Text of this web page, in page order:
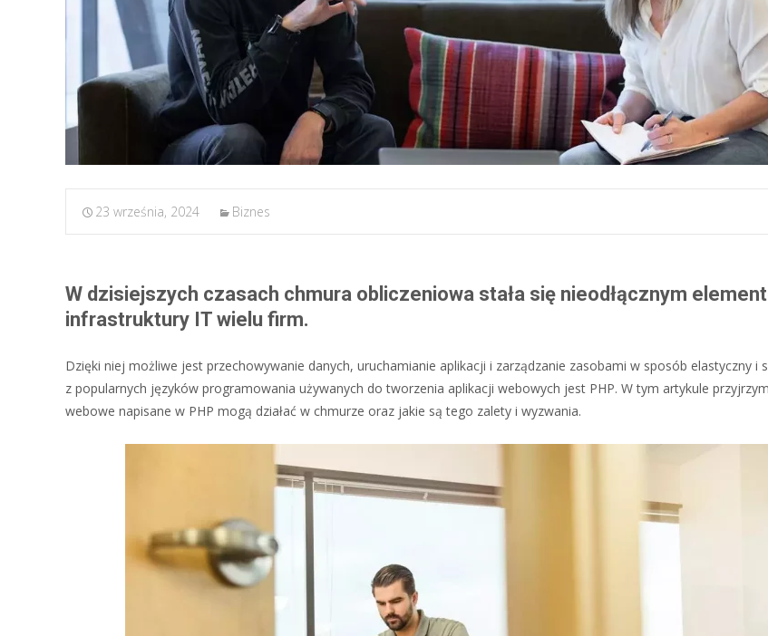
23 września, 2024 Biznes
W dzisiejszych czasach chmura obliczeniowa stała się nieodłącznym
infrastruktury IT wielu firm.
Dzięki niej możliwe jest przechowywanie danych, uruchamianie aplikacji i zarządzanie zasobami w sposób elastyczny i
z popularnych języków programowania używanych do tworzenia aplikacji webowych jest PHP. W tym artykule
webowe napisane w PHP mogą działać w chmurze oraz jakie są tego zalety i wyzwania.